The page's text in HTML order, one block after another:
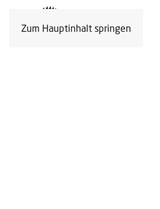
Zum Hauptinhalt springen